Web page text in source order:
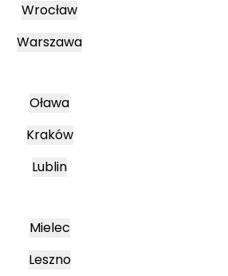
Wrocław
Warszawa
Oława
Kraków
Lublin
Mielec
Leszno